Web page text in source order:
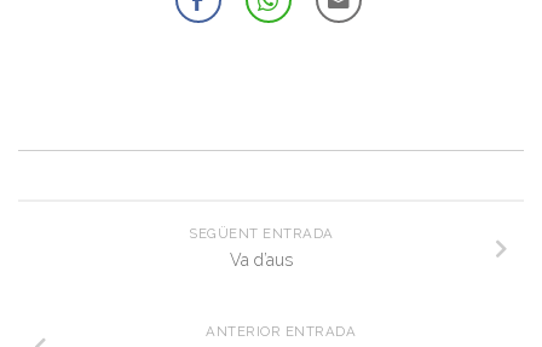
SEGÜENT ENTRADA
Va d’aus
ANTERIOR ENTRADA